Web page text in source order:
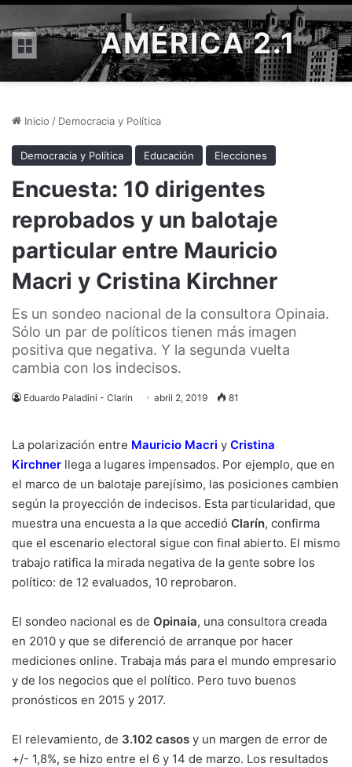
Menú AMÉRICA 2.1
Inicio / Democracia y Política
Democracia y Política Educación Elecciones
Encuesta: 10 dirigentes
reprobados y un balotaje
particular entre Mauricio
Macri y Cristina Kirchner
Es un sondeo nacional de la consultora Opinaia.
Sólo un par de políticos tienen más imagen
positiva que negativa. Y la segunda vuelta
cambia con los indecisos.
Eduardo Paladini - Clarín abril 2, 2019 81
La polarización entre Mauricio Macri y Cristina
Kirchner llega a lugares impensados. Por ejemplo, que en
el marco de un balotaje parejísimo, las posiciones cambien
según la proyección de indecisos. Esta particularidad, que
muestra una encuesta a la que accedió Clarín, confirma
que el escenario electoral sigue con final abierto. El mismo
trabajo ratifica la mirada negativa de la gente sobre los
político: de 12 evaluados, 10 reprobaron.
El sondeo nacional es de Opinaia, una consultora creada
en 2010 y que se diferenció de arranque por hacer
mediciones online. Trabaja más para el mundo empresario
y de los negocios que el político. Pero tuvo buenos
pronósticos en 2015 y 2017.
El relevamiento, de 3.102 casos y un margen de error de
+/- 1,8%, se hizo entre el 6 y 14 de marzo. Los resultados